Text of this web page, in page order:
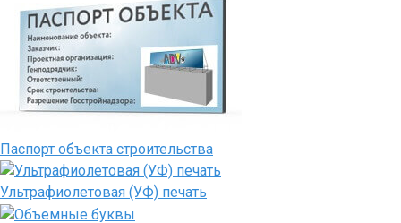
Паспорт объекта строительства
Ультрафиолетовая (УФ) печать